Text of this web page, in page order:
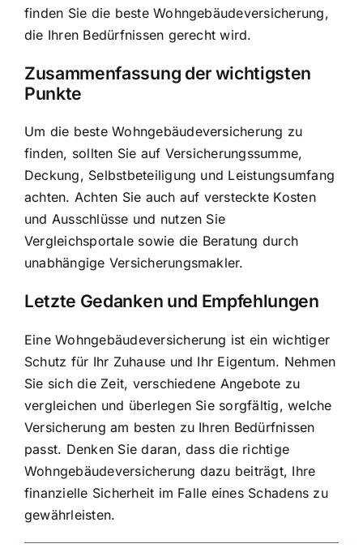
finden Sie die beste Wohngebäudeversicherung,
die Ihren Bedürfnissen gerecht wird.
Zusammenfassung der wichtigsten
Punkte
Um die beste Wohngebäudeversicherung zu
finden, sollten Sie auf Versicherungssumme,
Deckung, Selbstbeteiligung und Leistungsumfang
achten. Achten Sie auch auf versteckte Kosten
und Ausschlüsse und nutzen Sie
Vergleichsportale sowie die Beratung durch
unabhängige Versicherungsmakler.
Letzte Gedanken und Empfehlungen
Eine Wohngebäudeversicherung ist ein wichtiger
Schutz für Ihr Zuhause und Ihr Eigentum. Nehmen
Sie sich die Zeit, verschiedene Angebote zu
vergleichen und überlegen Sie sorgfältig, welche
Versicherung am besten zu Ihren Bedürfnissen
passt. Denken Sie daran, dass die richtige
Wohngebäudeversicherung dazu beiträgt, Ihre
finanzielle Sicherheit im Falle eines Schadens zu
gewährleisten.